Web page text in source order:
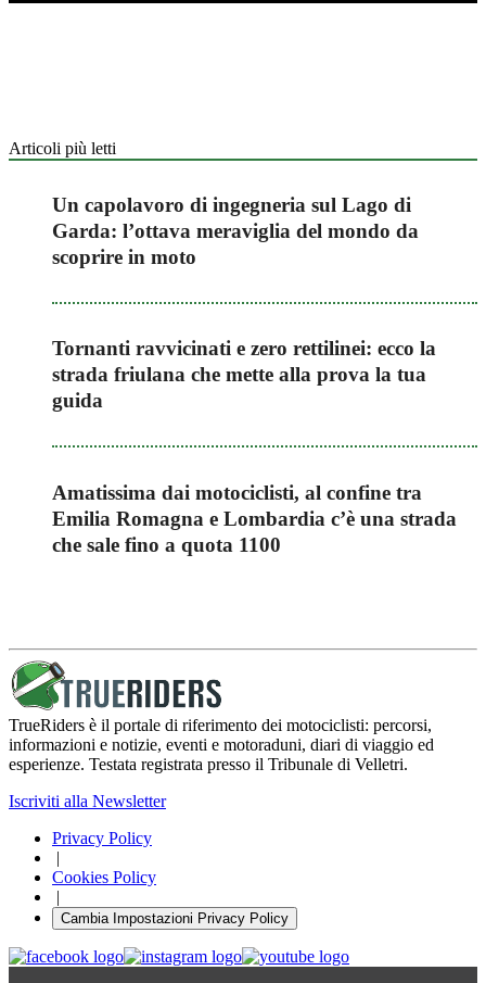
Articoli più letti
Un capolavoro di ingegneria sul Lago di
Garda: l’ottava meraviglia del mondo da
scoprire in moto
Tornanti ravvicinati e zero rettilinei: ecco la
strada friulana che mette alla prova la tua
guida
Amatissima dai motociclisti, al confine tra
Emilia Romagna e Lombardia c’è una strada
che sale fino a quota 1100
TrueRiders è il portale di riferimento dei motociclisti: percorsi,
informazioni e notizie, eventi e motoraduni, diari di viaggio ed
esperienze. Testata registrata presso il Tribunale di Velletri.
Iscriviti alla Newsletter
Privacy Policy
|
Cookies Policy
|
Cambia Impostazioni Privacy Policy